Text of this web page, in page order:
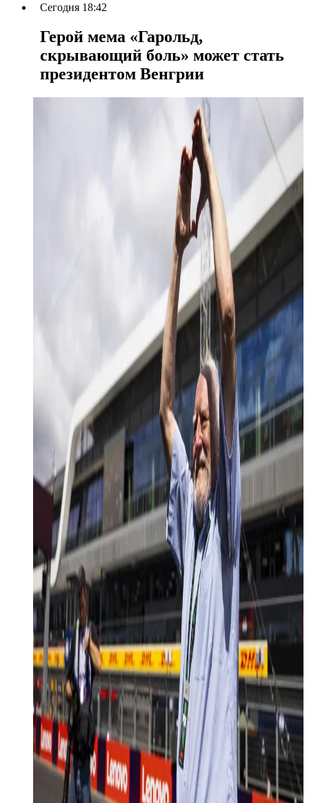
Сегодня 18:42
Герой мема «Гарольд,
скрывающий боль» может стать
президентом Венгрии